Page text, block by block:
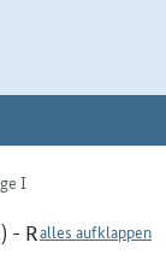
I
alles aufklappen
- R